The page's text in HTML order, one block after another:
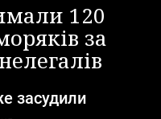
120
за
засудили